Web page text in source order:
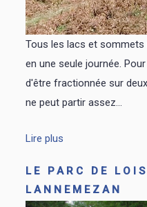
Tous les lacs et
en une seule journée.
d'être fractionnée sur
ne peut partir assez...
Lire plus
LE PARC DE
LANNEMEZAN